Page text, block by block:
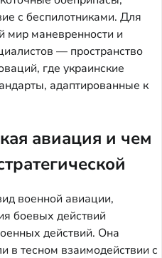
с беспилотниками. Для
мир маневренности и
— пространство
где украинские
адаптированные к
авиация и чем
военной авиации,
боевых действий
действий. Она
в тесном взаимодействии с